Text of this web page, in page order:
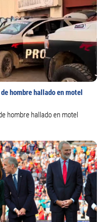
hombre hallado en motel
hombre hallado en motel